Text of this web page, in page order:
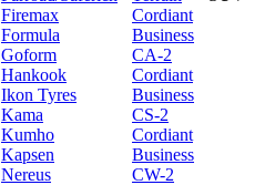
Firemax
Formula
Goform
Hankook
Ikon Tyres
Kama
Kumho
Kapsen
Nereus
Cordiant
Business
CA-2
Cordiant
Business
CS-2
Cordiant
Business
CW-2